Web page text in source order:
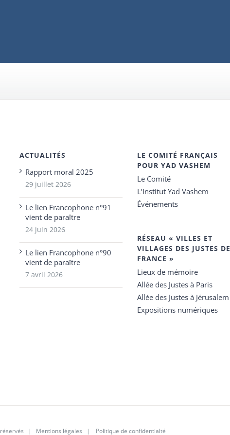
ACTUALITÉS
Rapport moral 2025
29 juillet 2026
Le lien Francophone n°91
vient de paraître
24 juin 2026
Le lien Francophone n°90
vient de paraître
7 avril 2026
LE COMITÉ FRANÇAIS
POUR YAD VASHEM
Le Comité
L’Institut Yad Vashem
Événements
RÉSEAU « VILLES ET
VILLAGES DES JUSTES DE
FRANCE »
Lieux de mémoire
Allée des Justes à Paris
Allée des Justes à Jérusalem
Expositions numériques
réservés | Mentions légales | Politique de confidentialté